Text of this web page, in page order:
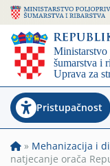
Pristupačnost
» Mehanizacija i
natjecanje orača